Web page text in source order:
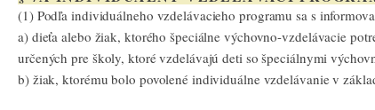
(1) Podľa individuálneho vzdelávacieho programu sa s
a) dieťa alebo žiak, ktorého špeciálne výchovno-vzdelávacie
určených pre školy, ktoré vzdelávajú deti so špeciálnymi
b) žiak, ktorému bolo povolené individuálne vzdelávanie v